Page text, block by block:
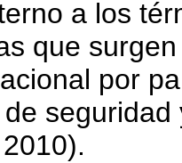
a los
que
por